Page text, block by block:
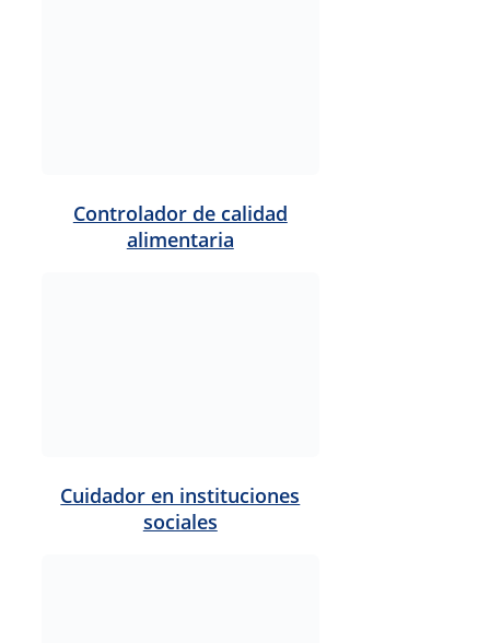
Electricista industrial o
doméstico
Empleado de atención al
cliente